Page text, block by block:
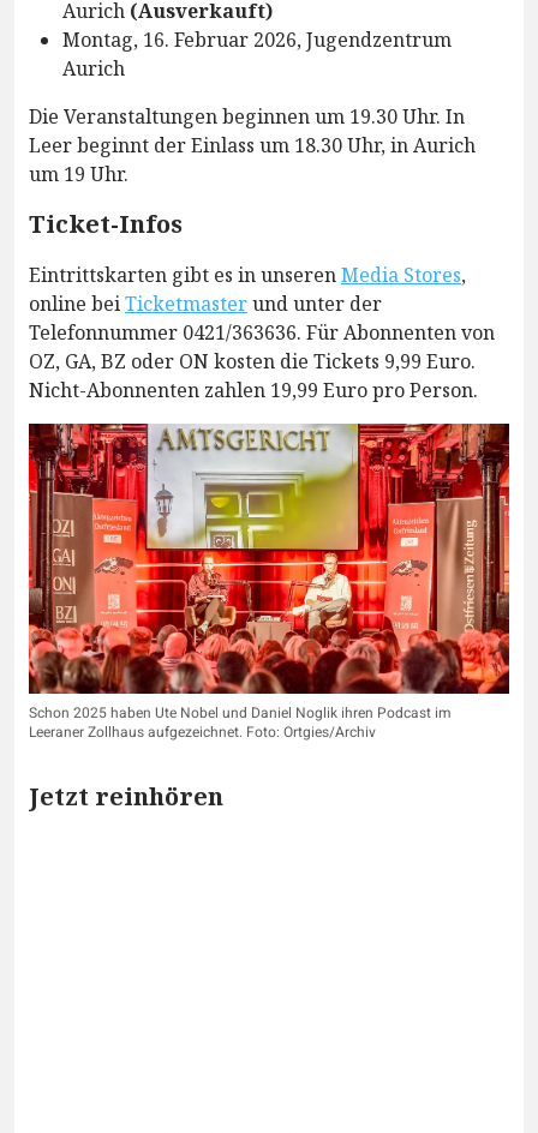
Aurich (Ausverkauft)
Montag, 16. Februar 2026, Jugendzentrum
Aurich
Die Veranstaltungen beginnen um 19.30 Uhr. In
Leer beginnt der Einlass um 18.30 Uhr, in Aurich
um 19 Uhr.
Ticket-Infos
Eintrittskarten gibt es in unserenMedia Stores,
online beiTicketmasterund unter der
Telefonnummer 0421/363636. Für Abonnenten von
OZ, GA, BZ oder ON kosten die Tickets 9,99 Euro.
Nicht-Abonnenten zahlen 19,99 Euro pro Person.
Schon 2025 haben Ute Nobel und Daniel Noglik ihren Podcast im
Leeraner Zollhaus aufgezeichnet. Foto: Ortgies/Archiv
Jetzt reinhören